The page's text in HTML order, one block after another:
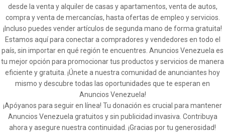
desde la venta y alquiler de casas y apartamentos, venta de autos,
compra y venta de mercancías, hasta ofertas de empleo y servicios.
¡Incluso puedes vender artículos de segunda mano de forma gratuita!
Estamos aquí para conectar a compradores y vendedores en todo el
país, sin importar en qué región te encuentres. Anuncios Venezuela es
tu mejor opción para promocionar tus productos y servicios de manera
eficiente y gratuita. ¡Únete a nuestra comunidad de anunciantes hoy
mismo y descubre todas las oportunidades que te esperan en
Anuncios Venezuela!
¡Apóyanos para seguir en línea! Tu donación es crucial para mantener
Anuncios Venezuela gratuitos y sin publicidad invasiva. Contribuya
ahora y asegure nuestra continuidad. ¡Gracias por tu generosidad!